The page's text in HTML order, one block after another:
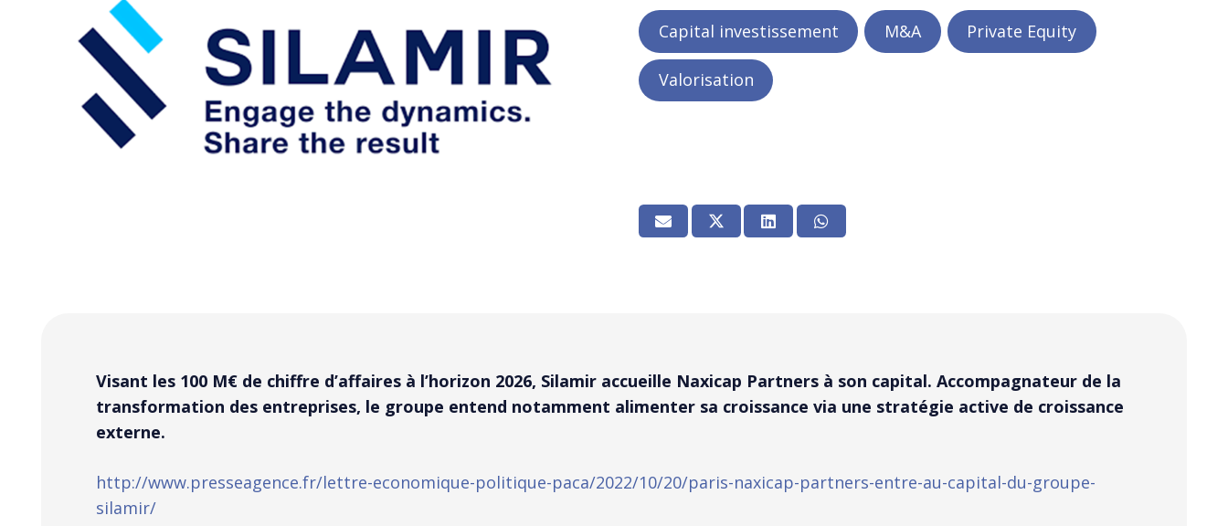
Capital investissement M&A Private Equity
Valorisation
Visant les 100 M€ de chiffre d’affaires à l’horizon 2026, Silamir accueille Naxicap Partners à son capital. Accompagnateur de la
transformation des entreprises, le groupe entend notamment alimenter sa croissance via une stratégie active de croissance
externe.
http://www.presseagence.fr/lettre-economique-politique-paca/2022/10/20/paris-naxicap-partners-entre-au-capital-du-groupe-
silamir/